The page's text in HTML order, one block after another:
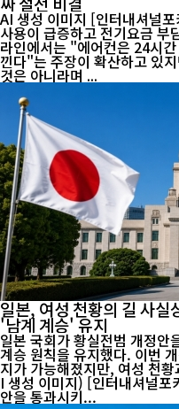
AI 생성 이미지 [인터내셔널포커스] 연일 폭염이 이어지며 냉방기
사용이 급증하고 전기요금 부
라인에서는 "에어컨은 24시
낀다"는 주장이 확산하고 있
것은 아니라며 ...
일본, 여성 천황의 길 사
'남계 계승' 유지
일본 국회가 황실전범 개정안
계승 원칙을 유지했다. 이번
지가 가능해졌지만, 여성 천
I 생성 이미지) [인터내셔널포커스] 일본 국회가 17일 황실전범 개정
안을 통과시키...